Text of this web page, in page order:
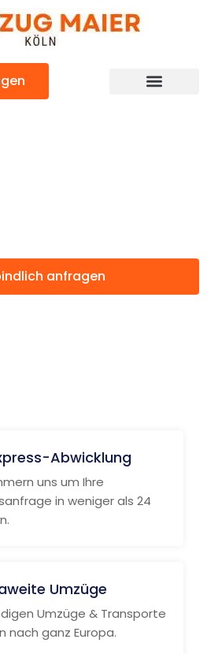
anfragen
Abwicklung
uns um Ihre
in weniger als 24
Umzüge
Umzüge & Transporte
nach ganz Europa.